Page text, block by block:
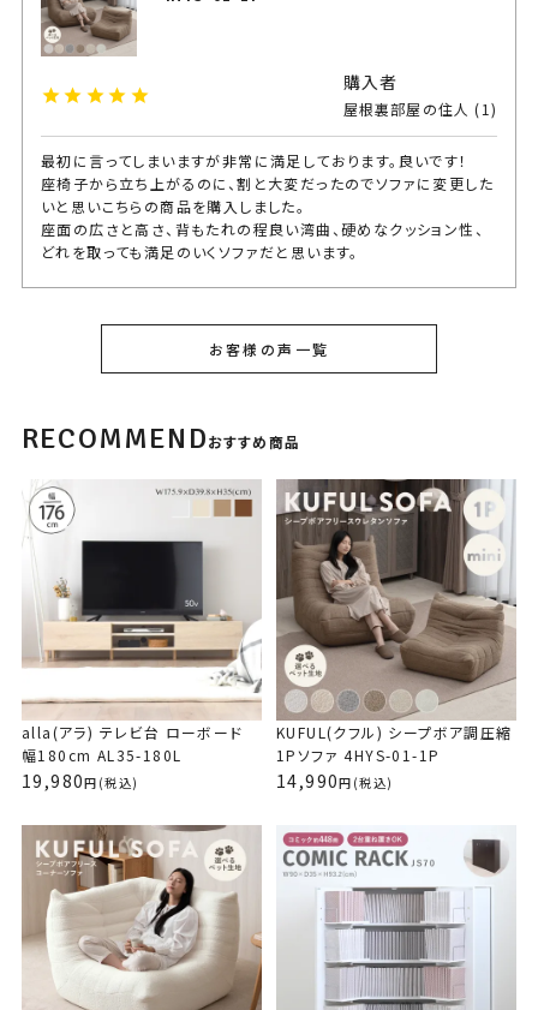
購入者
屋根裏部屋の住人 1
最初に言ってしまいますが非常に満足しております。良いです！
座椅子から立ち上がるのに、割と大変だったのでソファに変更した
いと思いこちらの商品を購入しました。
座面の広さと高さ、背もたれの程良い湾曲、硬めなクッション性、
どれを取っても満足のいくソファだと思います。
ファ 4HYS-01-CN
購入者
み 1
6畳の部屋に置いてます。
セミダブルのベッドがあるため、部屋を圧迫している感があり1Pソ
ファにしておけばよかったかなと少し後悔…。
使用感は、柔らかすぎない座り心地で高さもあるため、座るのも立
つのも楽で良いです。
あと、カバーの取り外しができると尚良いと思います。
KUFUL(クフル) シープボア調圧縮1Pソファ
4HYS-01-1P
購入者
りり
お客様の声一覧
RECOMMENDおすすめ商品
alla(アラ) テレビ台 ローボード
幅180cm AL35-180L
19,980 (税込)
KUFUL(クフル) シープボア調圧縮
1Pソファ 4HYS-01-1P
14,990 (税込)